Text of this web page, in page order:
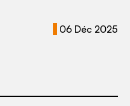
06 Déc 2025